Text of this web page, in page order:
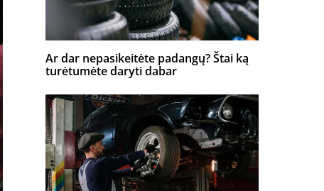
Ar dar nepasikeitėte padangų? Štai ką
turėtumėte daryti dabar